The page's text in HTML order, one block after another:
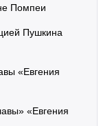
Помпеи
Пушкина
«Евгения
«Евгения